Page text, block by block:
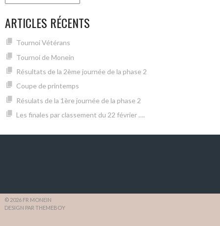
ARTICLES RÉCENTS
Tournoi Vétérans
Tournoi de Monein
Résultats de la 2ème journée de la phase 2
Coupe de printemps
Résulats de la 1ère journée de la phase 2
Les finales par classement du 22 février ….
© 2026 FR MONEIN
DESIGN PAR THEMEBOY